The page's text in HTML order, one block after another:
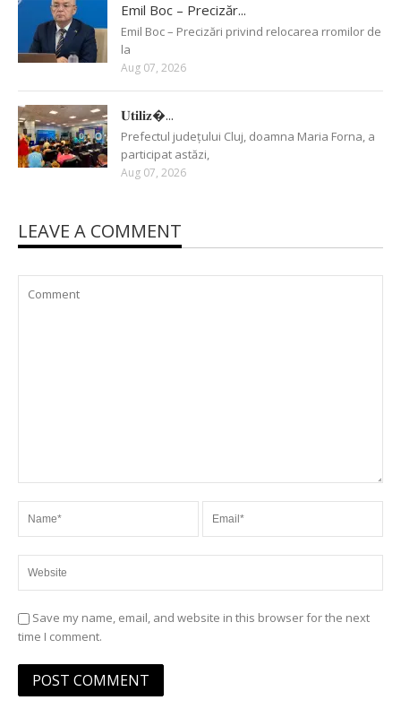
Emil Boc – Precizăr...
Emil Boc – Precizări privind relocarea rromilor de
la
Aug 07, 2026
𝐔𝐭𝐢𝐥𝐢𝐳�...
Prefectul județului Cluj, doamna Maria Forna, a
participat astăzi,
Aug 07, 2026
LEAVE A COMMENT
Save my name, email, and website in this browser for the next
time I comment.